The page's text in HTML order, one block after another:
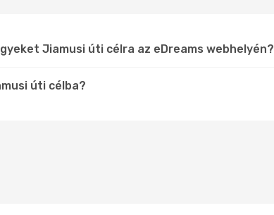
Jiamusi úti célra az eDreams webhelyén?
úti célba?